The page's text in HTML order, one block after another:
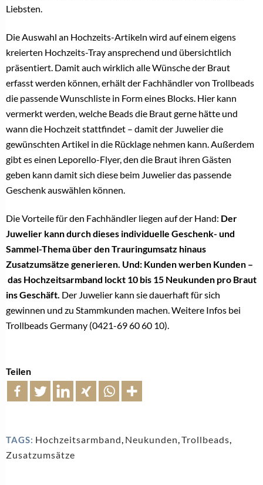
Liebsten.
Die Auswahl an Hochzeits-Artikeln wird auf einem eigens
kreierten Hochzeits-Tray ansprechend und übersichtlich
präsentiert. Damit auch wirklich alle Wünsche der Braut
erfasst werden können, erhält der Fachhändler von Trollbeads
die passende Wunschliste in Form eines Blocks. Hier kann
vermerkt werden, welche Beads die Braut gerne hätte und
wann die Hochzeit stattfindet – damit der Juwelier die
gewünschten Artikel in die Rücklage nehmen kann.Außerdem
gibt es einen Leporello-Flyer, den die Braut ihren Gästen
geben kann damit sich diese beim Juwelier das passende
Geschenk auswählen können.
Die Vorteile für den Fachhändler liegen auf der Hand: Der
Juwelier kann durch dieses individuelle Geschenk- und
Sammel-Thema über den Trauringumsatz hinaus
Zusatzumsätze generieren. Und: Kunden werben Kunden –
das Hochzeitsarmband lockt 10 bis 15 Neukunden pro Braut
ins Geschäft. Der Juwelier kann sie dauerhaft für sich
gewinnen und zu Stammkunden machen. Weitere Infos bei
Trollbeads Germany (0421-69 60 60 10).
Teilen
TAGS: Hochzeitsarmband, Neukunden,Trollbeads,
Zusatzumsätze